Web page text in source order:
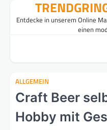
Entdecke in unserem Online
einen
ALLGEMEIN
Craft Beer
Hobby mit